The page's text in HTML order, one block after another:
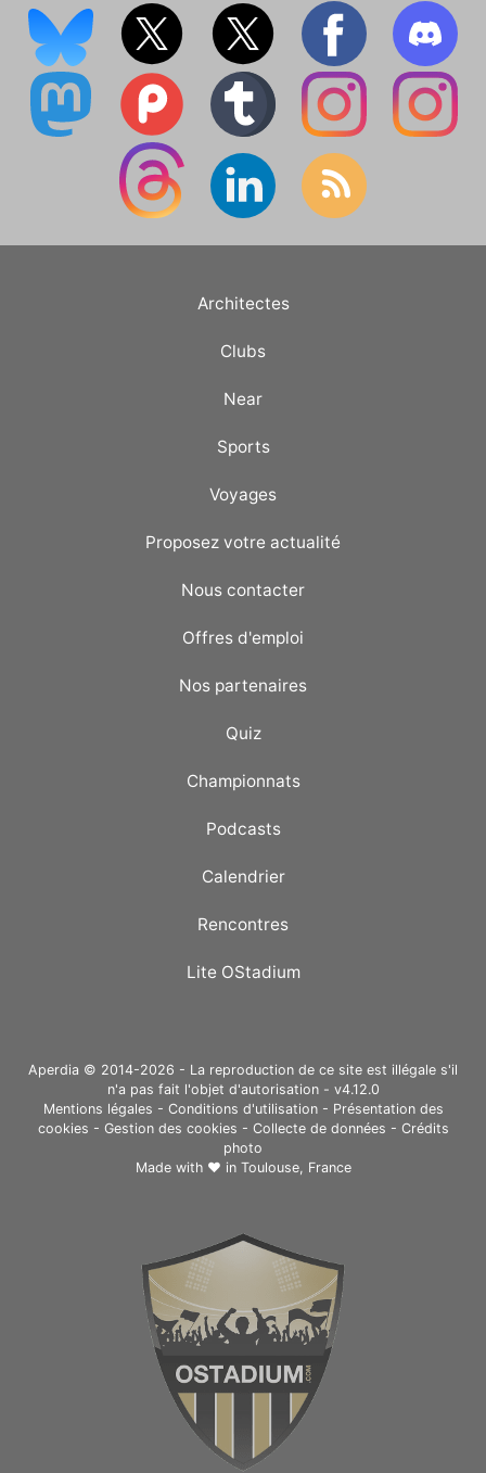
Architectes
Clubs
Near
Sports
Voyages
Proposez votre actualité
Nous contacter
Offres d'emploi
Nos partenaires
Quiz
Championnats
Podcasts
Calendrier
Rencontres
Lite OStadium
Aperdia © 2014-2026 - La reproduction de ce site est illégale s'il
n'a pas fait l'objet d'autorisation - v4.12.0
Mentions légales - Conditions d'utilisation- Présentation des
cookies - Gestion des cookies - Collecte de données - Crédits
photo
Made with ❤ in Toulouse, France